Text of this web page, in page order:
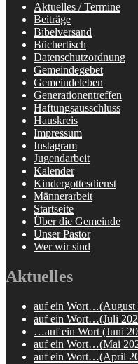
Aktuelles / Termine
Beiträge
Bibelversand
Büchertisch
Datenschutzordnung
Gemeindegebet
Gemeindeleben
Generationentreffen
Haftungsausschluss
Hauskreis
Impressum
Instagram
Jugendarbeit
Kalender
Kindergottesdienst
Männerarbeit
Startseite
Über die Gemeinde
Unser Pastor
Wer wir sind
Aktuelles
auf ein Wort…(August
auf ein Wort…(Juli
…auf ein Wort (Juni
auf ein Wort…(Mai
auf ein Wort…(April